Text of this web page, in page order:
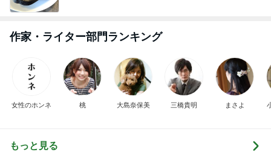
作家・ライター部門ランキング
女性のホンネ 桃 大島奈保美 三橋貴明 まさよ
もっと見る